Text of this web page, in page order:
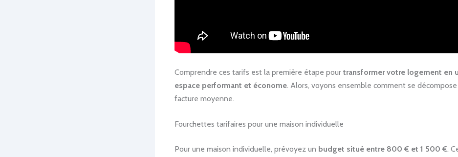
Comprendre ces tarifs est la première étape pour transformer votre logement en
espace performant et économe. Alors, voyons ensemble comment se
facture moyenne.
Fourchettes tarifaires pour une maison individuelle
Pour une maison individuelle, prévoyez un budget situé entre 800 € et 1 500 €.